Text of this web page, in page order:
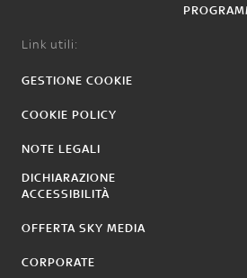
Link utili:
GESTIONE COOKIE
COOKIE POLICY
NOTE LEGALI
DICHIARAZIONE
ACCESSIBILITÀ
OFFERTA SKY MEDIA
CORPORATE